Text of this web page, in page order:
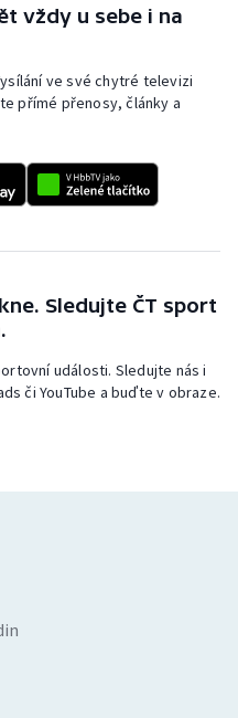
vždy u sebe i na
ve své chytré televizi
přímé přenosy, články a
Sledujte ČT sport
události. Sledujte nás i
či YouTube a buďte v obraze.